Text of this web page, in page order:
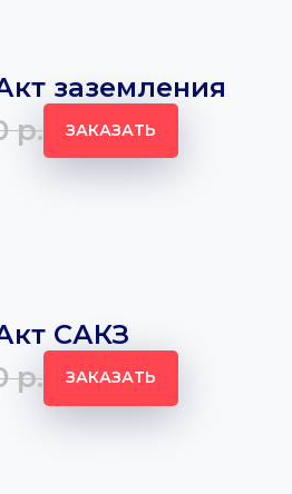
заземления
р. ЗАКАЗАТЬ
САКЗ
р. ЗАКАЗАТЬ